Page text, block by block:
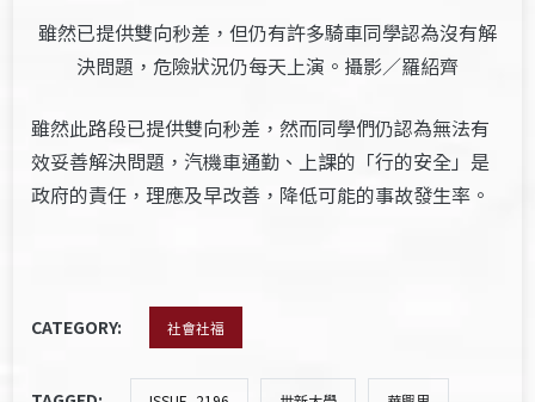
雖然已提供雙向秒差，但仍有許多騎車同學認為沒有解
決問題，危險狀況仍每天上演。攝影／羅紹齊
雖然此路段已提供雙向秒差，然而同學們仍認為無法有
效妥善解決問題，汽機車通勤、上課的「行的安全」是
政府的責任，理應及早改善，降低可能的事故發生率。
CATEGORY: 社會社福